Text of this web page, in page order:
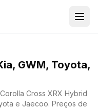
GWM, Toyota,
Cross XRX Hybrid
e Jaecoo. Preços de